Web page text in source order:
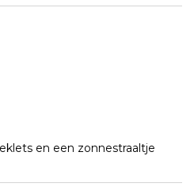
en een zonnestraaltje